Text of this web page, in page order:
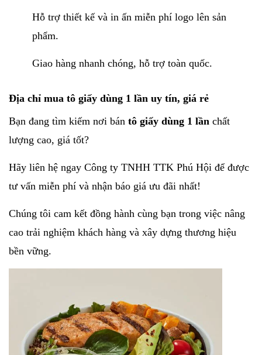
Hỗ trợ thiết kế và in ấn miễn phí logo lên sản
phẩm.
Giao hàng nhanh chóng, hỗ trợ toàn quốc.
Địa chỉ mua tô giấy dùng 1 lần uy tín, giá rẻ
Bạn đang tìm kiếm nơi bán tô giấy dùng 1 lần chất
lượng cao, giá tốt?
Hãy liên hệ ngay Công ty TNHH TTK Phú Hội để được
tư vấn miễn phí và nhận báo giá ưu đãi nhất!
Chúng tôi cam kết đồng hành cùng bạn trong việc nâng
cao trải nghiệm khách hàng và xây dựng thương hiệu
bền vững.